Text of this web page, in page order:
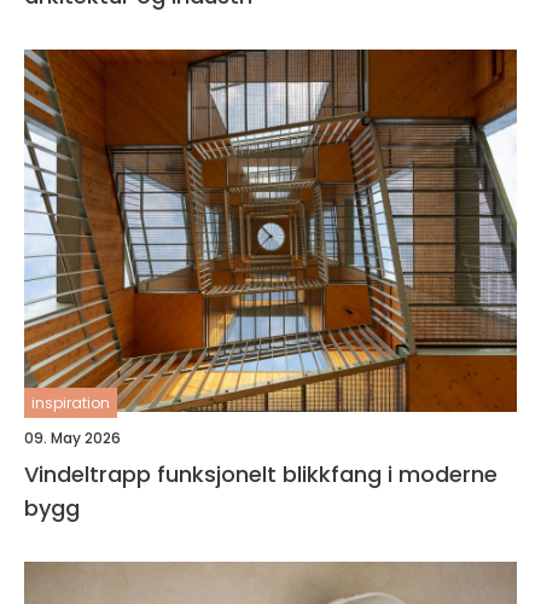
inspiration
09. May 2026
Vindeltrapp funksjonelt blikkfang i moderne
bygg